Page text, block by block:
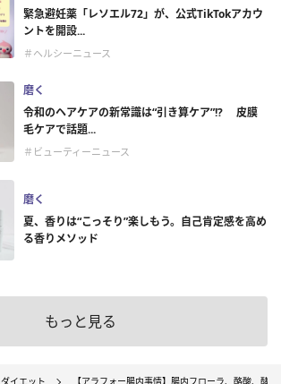
緊急避妊薬「レソエル72」が、公式TikTokアカウ
ントを開設...
＃ヘルシーニュース
磨く
令和のヘアケアの新常識は“引き算ケア”!? 皮膜
毛ケアで話題...
＃ビューティーニュース
磨く
夏、香りは“こっそり”楽しもう。自己肯定感を高め
る香りメソッド
もっと見る